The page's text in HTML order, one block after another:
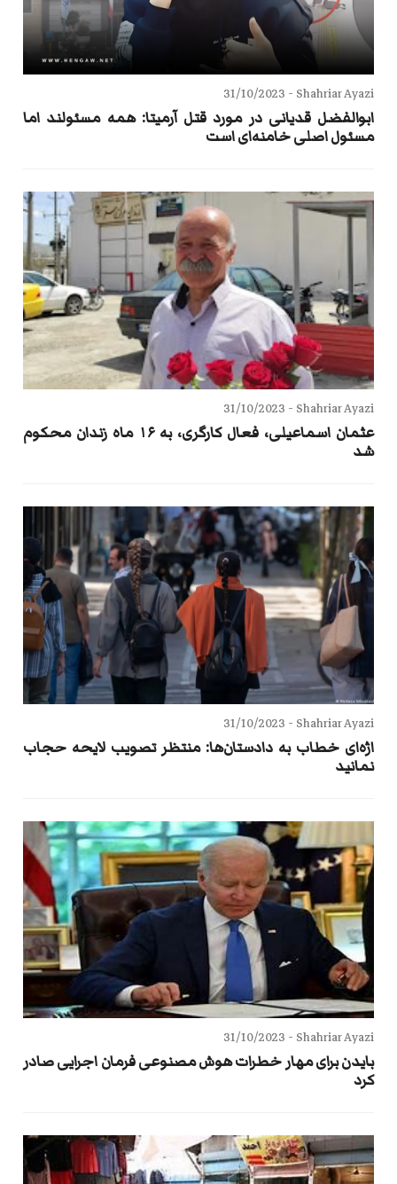
Shahriar Ayazi -
31/10/2023
ابوالفضل قدیانی در مورد قتل آرمیتا: همه مسئولند اما
مسئول اصلی خامنه‌ای است
Shahriar Ayazi -
31/10/2023
عثمان اسماعیلی، فعال کارگری، به ۱۶ ماه زندان محکوم
شد
Shahriar Ayazi -
31/10/2023
اژه‌ای خطاب به دادستان‌ها: منتظر تصویب لایحه حجاب
نمانید
Shahriar Ayazi -
31/10/2023
بایدن برای مهار خطرات هوش مصنوعی فرمان اجرایی صادر
کرد